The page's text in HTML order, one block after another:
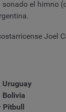
el himno
Joel
Uruguay
Bolivia
Pitbull